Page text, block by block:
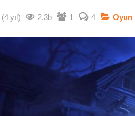
(4 yıl) 2,3b 1 4 Oyun